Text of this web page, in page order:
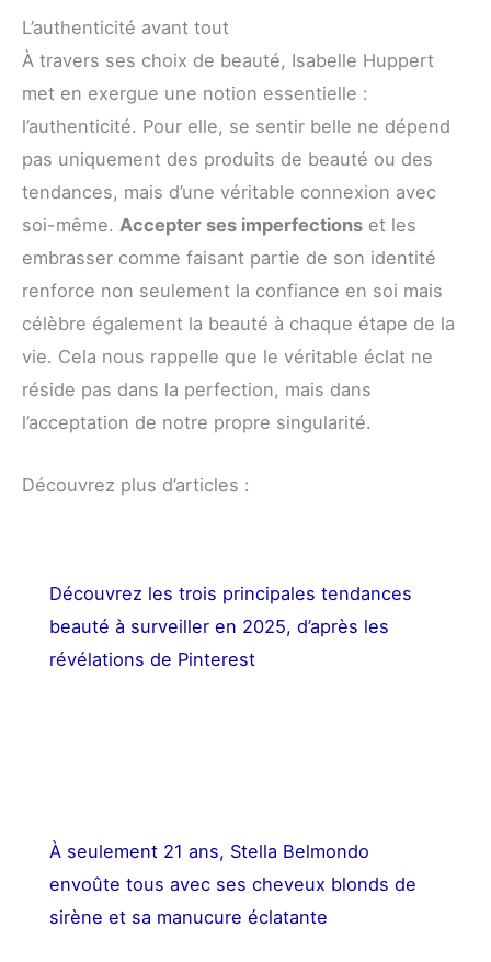
L’authenticité avant tout
À travers ses choix de beauté, Isabelle Huppert
met en exergue une notion essentielle :
l’authenticité. Pour elle, se sentir belle ne dépend
pas uniquement des produits de beauté ou des
tendances, mais d’une véritable connexion avec
soi-même. Accepter ses imperfections et les
embrasser comme faisant partie de son identité
renforce non seulement la confiance en soi mais
célèbre également la beauté à chaque étape de la
vie. Cela nous rappelle que le véritable éclat ne
réside pas dans la perfection, mais dans
l’acceptation de notre propre singularité.
Découvrez plus d’articles :
Découvrez les trois principales tendances
beauté à surveiller en 2025, d’après les
révélations de Pinterest
À seulement 21 ans, Stella Belmondo
envoûte tous avec ses cheveux blonds de
sirène et sa manucure éclatante